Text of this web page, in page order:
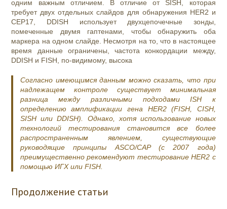
одним важным отличием. В отличие от SISH, которая
требует двух отдельных слайдов для обнаружения HER2 и
CEP17, DDISH использует двухцепочечные зонды,
помеченные двумя гаптенами, чтобы обнаружить оба
маркера на одном слайде. Несмотря на то, что в настоящее
время данные ограничены, частота конкордации между,
DDISH и FISH, по-видимому, высока
Согласно имеющимся данным можно сказать, что при
надлежащем контроле существует минимальная
разница между различными подходами ISH к
определению амплификации гена HER2 (FISH, CISH,
SISH или DDISH). Однако, хотя использование новых
технологий тестирования становится все более
распространенным явлением, существующие
руководящие принципы ASCO/CAP (с 2007 года)
преимущественно рекомендуют тестирование HER2 с
помощью ИГХ или FISH.
Продолжение статьи